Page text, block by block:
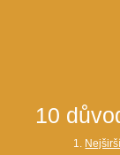
10
1.